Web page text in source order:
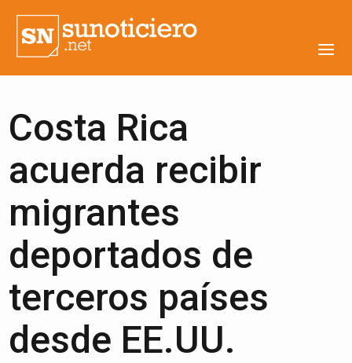
Costa Rica
acuerda recibir
migrantes
deportados de
terceros países
desde EE.UU.